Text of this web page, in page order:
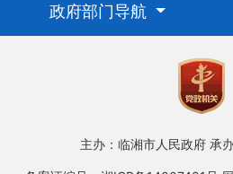
政府部门导航
主办：临湘市人民政府 承